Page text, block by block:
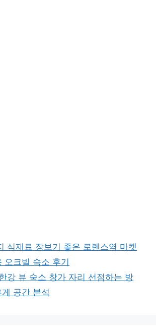
식재료 장보기 좋은 로렌스역 마켓
오크빌 숙소 후기
강 뷰 숙소 창가 자리 선점하는 방
공간 분석